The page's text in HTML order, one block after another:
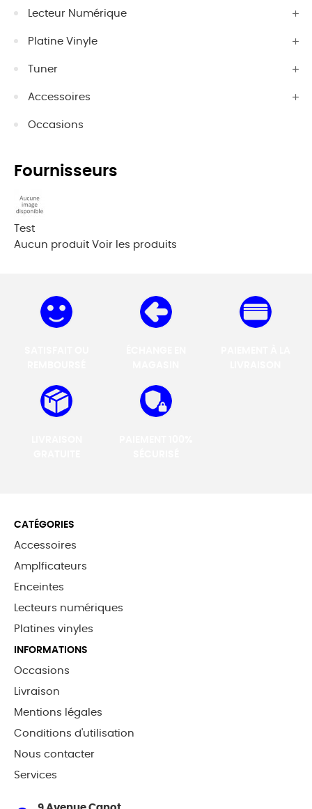
Lecteur Numérique
Platine Vinyle
Tuner
Accessoires
Occasions
Fournisseurs
Test
Aucun produit Voir les produits
CATÉGORIES
Accessoires
Amplficateurs
Enceintes
Lecteurs numériques
Platines vinyles
INFORMATIONS
Occasions
Livraison
Mentions légales
Conditions d'utilisation
Nous contacter
Services